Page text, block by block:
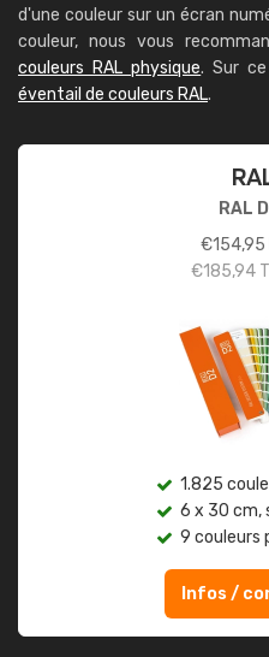
d'une couleur sur un écran
couleur, nous vous
couleurs RAL physique. Sur
éventail de couleurs RAL.
RAL
€154,95
€185,94
1.825
6 x 30 cm,
9 couleurs
Infos /